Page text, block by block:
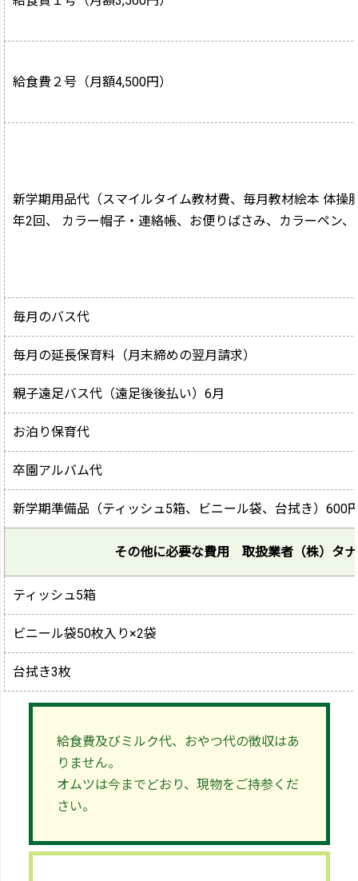
給食費２号（月額4,500円）
新学期用品代（スマイルタイム教材費、毎月教材絵本 体操
年2回、 カラー帽子・連絡帳、お便りばさみ、カラーペン
毎月のバス代
毎月の延長保育料（月末締めの翌月請求）
親子遠足バス代（遠足後後払い）6月
お泊り保育代
卒園アルバム代
新学期準備品（ティッシュ5箱、ビニール袋、台拭き）600
その他に必要な費用 取扱業者（株）タ
ティッシュ5箱
ビニール袋50枚入り×2袋
台拭き3枚
給食費及びミルク代、おやつ代の徴収はあ
りません。
オムツは今までどおり、現物をご持参くだ
さい。